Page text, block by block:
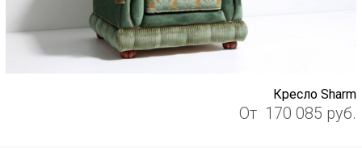
Кресло Sharm
От 170 085 руб.